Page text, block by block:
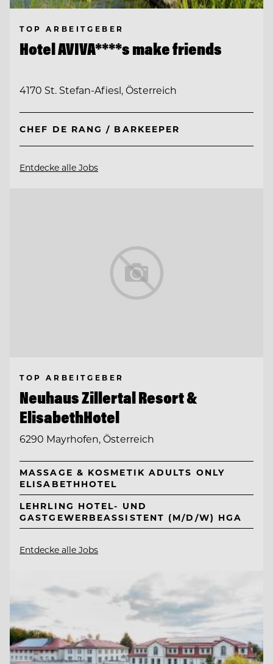
TOP ARBEITGEBER
Hotel AVIVA****s make friends
4170 St. Stefan-Afiesl, Österreich
CHEF DE RANG / BARKEEPER
Entdecke alle Jobs
TOP ARBEITGEBER
Neuhaus Zillertal Resort &
ElisabethHotel
6290 Mayrhofen, Österreich
MASSAGE & KOSMETIK ADULTS ONLY
ELISABETHHOTEL
LEHRLING HOTEL- UND
GASTGEWERBEASSISTENT (M/D/W) HGA
Entdecke alle Jobs